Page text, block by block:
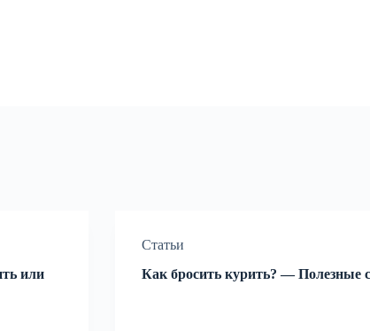
или
Статьи
Как бросить курить? — Полезные